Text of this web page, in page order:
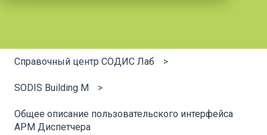
Справочный центр СОДИС Лаб
SODIS Building M
Общее описание пользовательского интерфейса
АРМ Диспетчера